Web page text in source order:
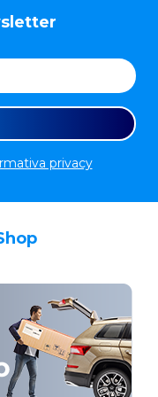
privacy